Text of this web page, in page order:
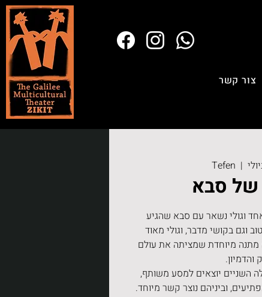
צור קשר
  |
Tefen
סבא
וגולי נשאר עם סבא שהגיע
וגם בקושי מדבר, וגולי מאוד
מתנה מיוחדת שמציתה את עולם
השניים יוצאים למסע משותף,
וביניהם נוצר קשר מיוחד.